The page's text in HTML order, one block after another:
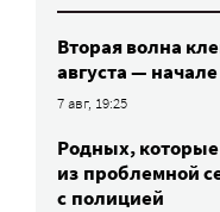
Вторая волна
августа —
7 авг, 19:25
Родных, которые
из проблемной
с полицией